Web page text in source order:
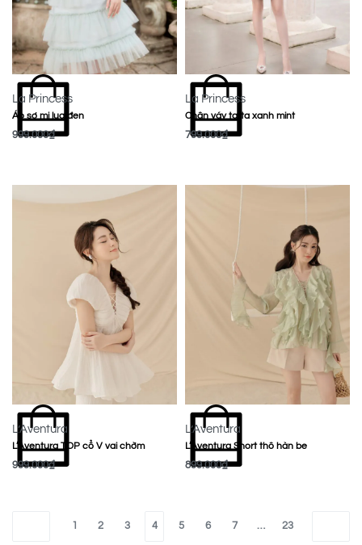
La Princess
Áo sơ mi lụa đen
999.000₫
La Princess
Chân váy tafta xanh mint
799.000₫
L’Aventura
L’Aventura TOP cổ V vai chờm
999.000₫
L’Aventura
L’Aventura Short thô hàn be
899.000₫
1 2 3 4 5 6 7 … 23